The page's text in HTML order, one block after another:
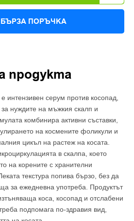
БЪРЗА ПОРЪЧКА
продукта
серум против косопад,
нуждите на мъжкия скалп и
комбинира активни съставки,
на космените фоликули и
цикъл на растеж на косата.
в скалпа, което
на корените с хранителни
текстура попива бързо, без да
за ежедневна употреба. Продуктът
коса, косопад и отслабени
подпомага по-здравия вид,